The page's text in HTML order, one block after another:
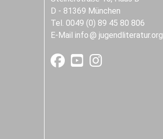
D - 81369 München
Tel. 0049 (0) 89 45 80 806
E-Mail info jugendliteratur.org